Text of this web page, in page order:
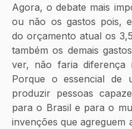
Agora, o debate mais
ou não os gastos pois,
do orçamento atual os
também os demais
ver, não faria diferença
Porque o essencial de
produzir pessoas
para o Brasil e para o
invenções que agreguem